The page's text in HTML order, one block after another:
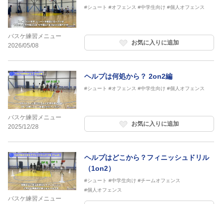
バスケ練習メニュー
2026/05/08
#シュート #オフェンス #中学生向け #個人オフェンス
お気に入りに追加
バスケ練習メニュー
2025/12/28
ヘルプは何処から？ 2on2編
#シュート #オフェンス #中学生向け #個人オフェンス
お気に入りに追加
バスケ練習メニュー
ヘルプはどこから？フィニッシュドリル
（1on2）
#シュート #中学生向け #チームオフェンス
#個人オフェンス